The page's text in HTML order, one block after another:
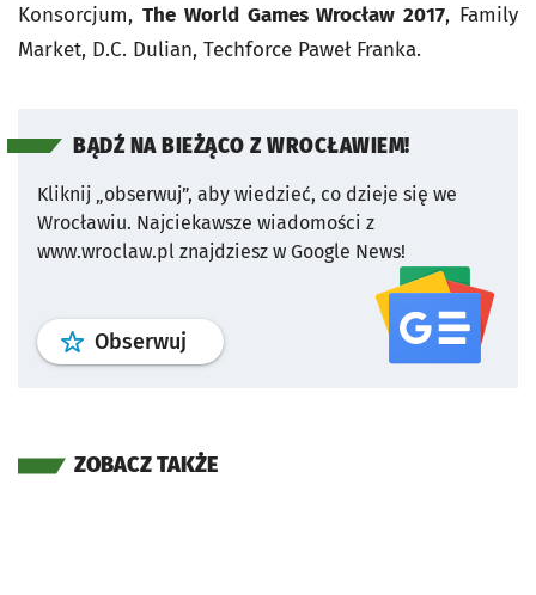
Konsorcjum, The World Games Wrocław 2017, Family
Market, D.C. Dulian, Techforce Paweł Franka.
BĄDŹ NA BIEŻĄCO Z WROCŁAWIEM!
Kliknij „obserwuj”, aby wiedzieć, co dzieje się we
Wrocławiu. Najciekawsze wiadomości z
www.wroclaw.pl znajdziesz w Google News!
Obserwuj profil serwisu
ZOBACZ TAKŻE